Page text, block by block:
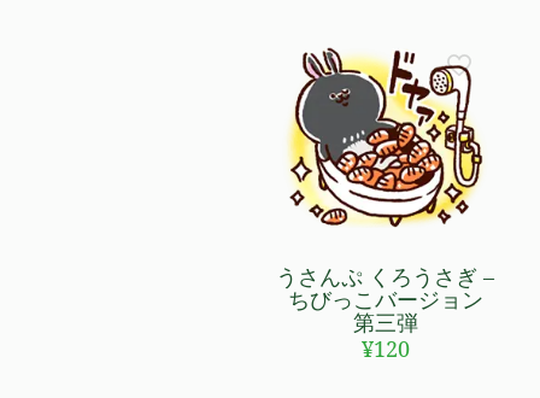
うさんぷ くろうさぎ –
ちびっこバージョン
第三弾
¥120